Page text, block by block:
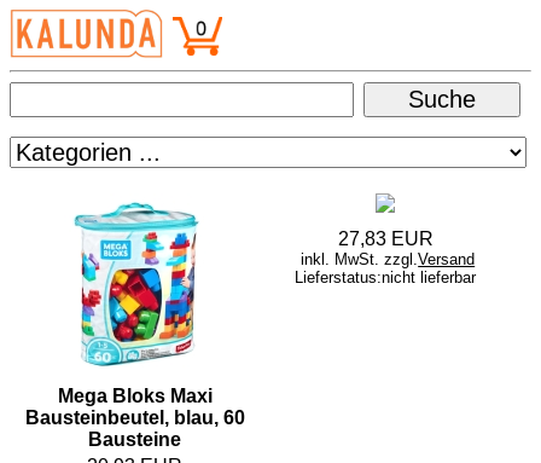
Mega Bloks Maxi
Bausteinbeutel, blau, 60
Bausteine
27,83 EUR
inkl. MwSt. zzgl.Versand
Lieferstatus:nicht lieferbar